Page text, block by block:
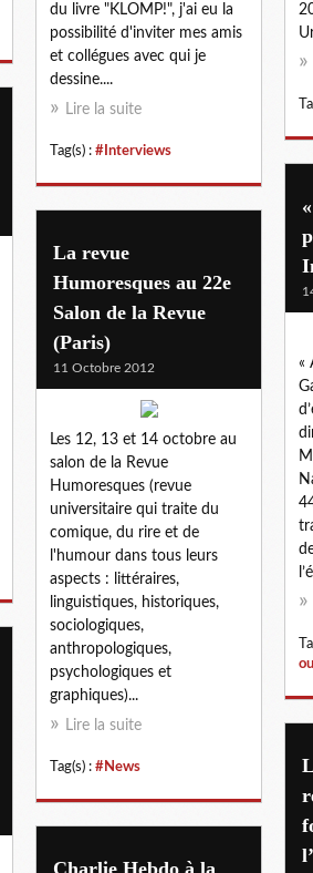
du livre "KLOMP!", j'ai eu la
possibilité d'inviter mes amis
et collégues avec qui je
dessine....
Lire la suite
Tag(s) : #Interviews
«
La revue
Humoresques au 22e
Salon de la Revue
(Paris)
11 Octobre 2012
Les 12, 13 et 14 octobre au
salon de la Revue
Humoresques (revue
universitaire qui traite du
comique, du rire et de
l'humour dans tous leurs
aspects : littéraires,
linguistiques, historiques,
sociologiques,
anthropologiques,
psychologiques et
graphiques)...
Lire la suite
Tag(s) : #News
Charlie Hebdo à la